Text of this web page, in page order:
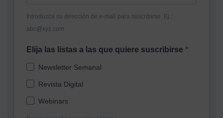
Introduzca su dirección de e-mail para suscribirse. Ej.:
abc@xyz.com
Elija las listas a las que quiere suscribirse
Newsletter Semanal
Revista Digital
Webinars